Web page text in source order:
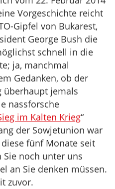
Vorgeschichte reicht
Gipfel von Bukarest,
George Bush die
schnell in die
ja, manchmal
Gedanken, ob der
überhaupt jemals
nassforsche
im Kalten Krieg“
der Sowjetunion war
fünf Monate seit
Sie noch unter uns
an Sie denken müssen.
zuvor.